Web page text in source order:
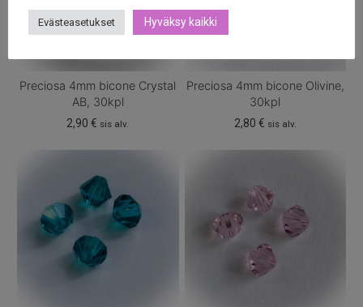
Preciosa 4mm bicone Crystal
AB, 30kpl
2,90€ sis alv.
Preciosa 4mm bicone Olivine,
30kpl
2,80 € sis alv.
Evästeasetukset Hyväksy kaikki